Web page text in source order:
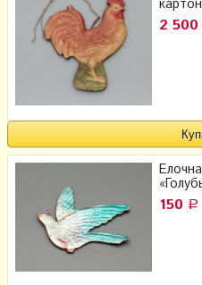
2 500
150 Р